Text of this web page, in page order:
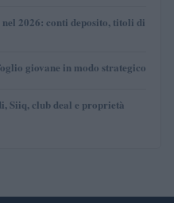
2026: conti deposito, titoli di
giovane in modo strategico
Siiq, club deal e proprietà